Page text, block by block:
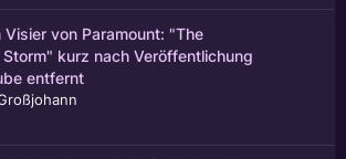
Visier von Paramount: "The
Storm" kurz nach Veröffentlichung
entfernt